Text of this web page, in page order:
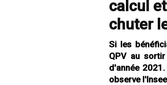
calcul
chuter
Si les
QPV au
d'année
observe